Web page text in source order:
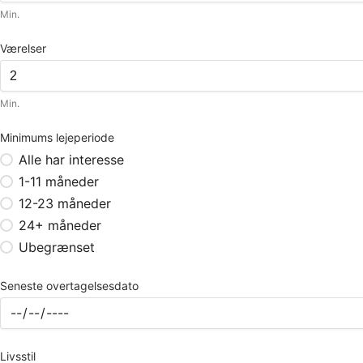
Min.
Værelser
Min.
Minimums lejeperiode
Alle har interesse
1-11 måneder
12-23 måneder
24+ måneder
Ubegrænset
Seneste overtagelsesdato
Livsstil